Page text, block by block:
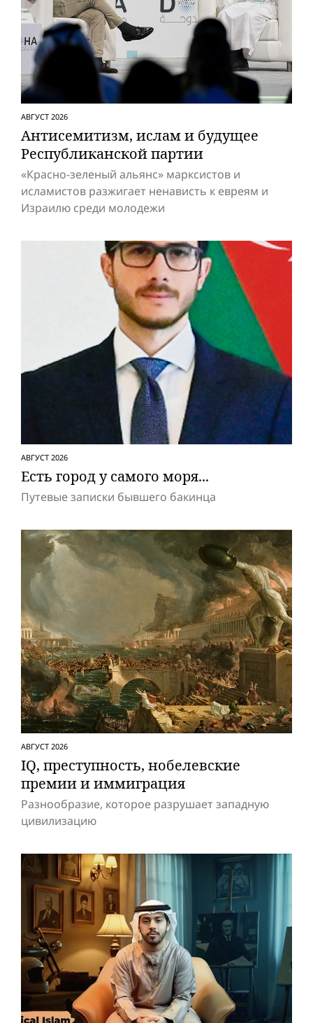
АВГУСТ 2026
Антисемитизм, ислам и будущее
Респуб­ликанской партии
«Красно-зеленый альянс» марксистов и
исламистов разжигает ненависть к евреям и
Израилю среди молодежи
АВГУСТ 2026
Есть город у самого моря...
Путевые записки бывшего бакинца
АВГУСТ 2026
IQ, преступность, нобелевские
премии и иммиграция
Разнообразие, которое разрушает западную
цивилизацию